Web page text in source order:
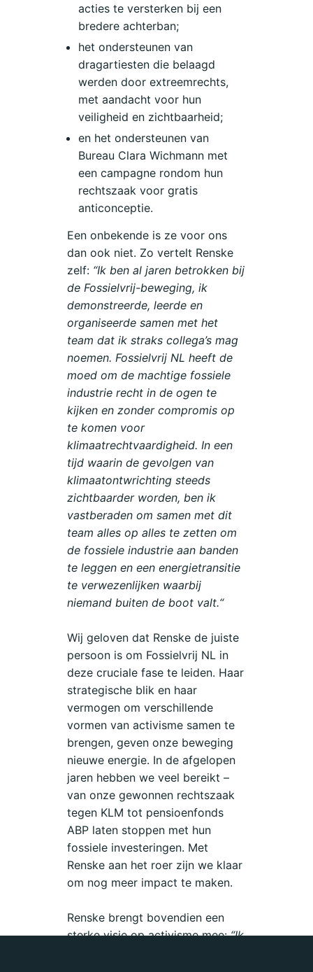
acties te versterken bij een
bredere achterban;
het ondersteunen van
dragartiesten die belaagd
werden door extreemrechts,
met aandacht voor hun
veiligheid en zichtbaarheid;
en het ondersteunen van
Bureau Clara Wichmann met
een campagne rondom hun
rechtszaak voor gratis
anticonceptie.
Een onbekende is ze voor ons
dan ook niet. Zo vertelt Renske
zelf: “Ik ben al jaren betrokken bij
de Fossielvrij-beweging, ik
demonstreerde, leerde en
organiseerde samen met het
team dat ik straks collega’s mag
noemen. Fossielvrij NL heeft de
moed om de machtige fossiele
industrie recht in de ogen te
kijken en zonder compromis op
te komen voor
klimaatrechtvaardigheid. In een
tijd waarin de gevolgen van
klimaatontwrichting steeds
zichtbaarder worden, ben ik
vastberaden om samen met dit
team alles op alles te zetten om
de fossiele industrie aan banden
te leggen en een energietransitie
te verwezenlijken waarbij
niemand buiten de boot valt.“
Wij geloven dat Renske de juiste
persoon is om Fossielvrij NL in
deze cruciale fase te leiden. Haar
strategische blik en haar
vermogen om verschillende
vormen van activisme samen te
brengen, geven onze beweging
nieuwe energie. In de afgelopen
jaren hebben we veel bereikt –
van onze gewonnen rechtszaak
tegen KLM tot pensioenfonds
ABP laten stoppen met hun
fossiele investeringen. Met
Renske aan het roer zijn we klaar
om nog meer impact te maken.
Renske brengt bovendien een
sterke visie op activisme mee:“Ik